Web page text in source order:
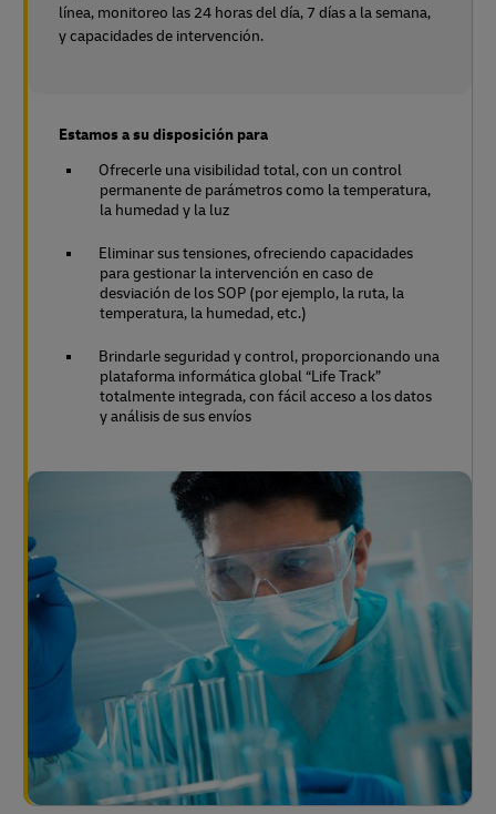
línea, monitoreo las 24 horas del día, 7 días a la semana,
y capacidades de intervención.
Estamos a su disposición para
Ofrecerle una visibilidad total, con un control
permanente de parámetros como la temperatura,
la humedad y la luz
Eliminar sus tensiones, ofreciendo capacidades
para gestionar la intervención en caso de
desviación de los SOP (por ejemplo, la ruta, la
temperatura, la humedad, etc.)
Brindarle seguridad y control, proporcionando una
plataforma informática global “Life Track”
totalmente integrada, con fácil acceso a los datos
y análisis de sus envíos